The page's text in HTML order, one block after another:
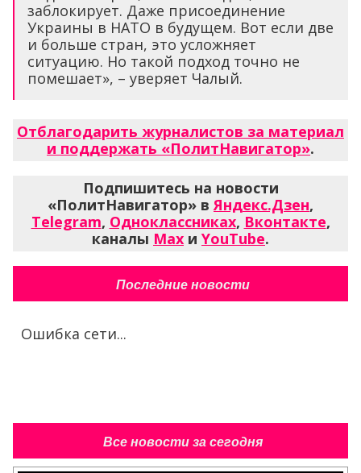
заблокирует. Даже присоединение
Украины в НАТО в будущем. Вот если две
и больше стран, это усложняет
ситуацию. Но такой подход точно не
помешает», – уверяет Чалый.
Отблагодарить журналистов за материал
и поддержать «ПолитНавигатор».
Подпишитесь на новости
«ПолитНавигатор» вЯндекс.Дзен,
Telegram, Одноклассниках, Вконтакте,
каналы Max и YouTube.
Последние новости
Ошибка сети...
Все новости за сегодня